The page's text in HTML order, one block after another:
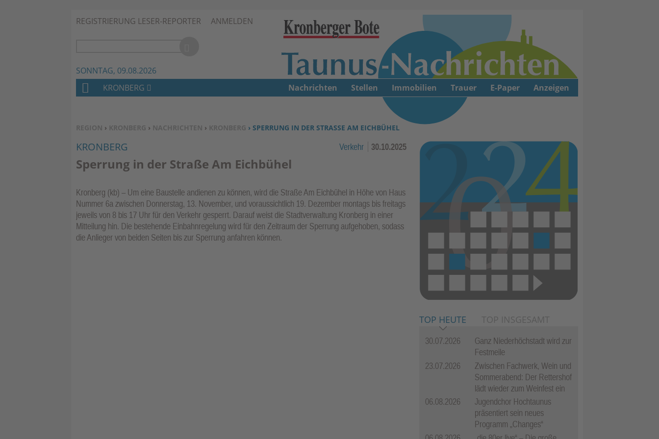
REGISTRIERUNG LESER-REPORTER ANMELDEN
SONNTAG, 09.08.2026
SIE BEFINDEN SICH HIER:
REGION › KRONBERG › NACHRICHTEN › KRONBERG › SPERRUNG IN DER STRASSE AM EICHBÜHEL
KRONBERG Verkehr 30.10.2025
Sperrung in der Straße Am Eichbühel
Kronberg (kb) – Um eine Baustelle andienen zu können, wird die Straße Am Eichbühel in Höhe von Haus
Nummer 6a zwischen Donnerstag, 13. November, und voraussichtlich 19. Dezember montags bis freitags
jeweils von 8 bis 17 Uhr für den Verkehr gesperrt. Darauf weist die Stadtverwaltung Kronberg in einer
Mitteilung hin. Die bestehende Einbahnregelung wird für den Zeitraum der Sperrung aufgehoben, sodass
die Anlieger von beiden Seiten bis zur Sperrung anfahren können.
TOP HEUTE TOP INSGESAMT
30.07.2026
Ganz Niederhöchstadt wird zur
Festmeile
23.07.2026
Zwischen Fachwerk, Wein und
Sommerabend: Der Rettershof
lädt wieder zum Weinfest ein
06.08.2026
Jugendchor Hochtaunus
präsentiert sein neues
Programm „Changes“
H
M
E
KRONBERG Nachrichten Stellen Immobilien Trauer E-Paper Anzeigen